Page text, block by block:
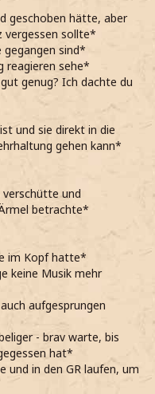
geschoben hätte, aber
vergessen sollte*
sind*
reagieren sehe*
genug? Ich dachte du
und sie direkt in die
gehen kann*
und
betrachte*
im Kopf hatte*
keine Musik mehr
aufgesprungen
- brav warte, bis
hat*
und in den GR laufen, um